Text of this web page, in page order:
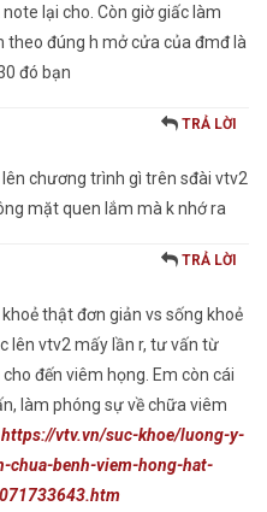
lại cho. Còn giờ giấc làm
theo đúng h mở cửa của đmđ là
đó bạn
TRẢ LỜI
chương trình gì trên sđài vtv2
mặt quen lắm mà k nhớ ra
TRẢ LỜI
thật đơn giản vs sống khoẻ
lên vtv2 mấy lần r, tư vấn từ
đến viêm họng. Em còn cái
làm phóng sự về chữa viêm
https://vtv.vn/suc-khoe/luong-y-
chua-benh-viem-hong-hat-